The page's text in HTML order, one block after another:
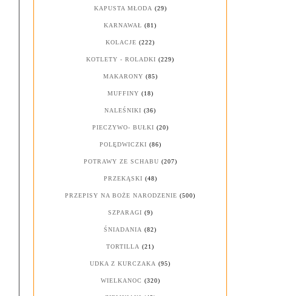
KAPUSTA MŁODA (29)
KARNAWAŁ (81)
KOLACJE (222)
KOTLETY - ROLADKI (229)
MAKARONY (85)
MUFFINY (18)
NALEŚNIKI (36)
PIECZYWO- BUŁKI (20)
POLĘDWICZKI (86)
POTRAWY ZE SCHABU (207)
PRZEKĄSKI (48)
PRZEPISY NA BOŻE NARODZENIE (500)
SZPARAGI (9)
ŚNIADANIA (82)
TORTILLA (21)
UDKA Z KURCZAKA (95)
WIELKANOC (320)